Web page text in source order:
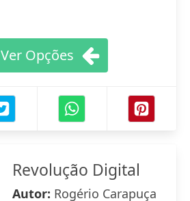
Ver Opções
Revolução Digital
Autor: Rogério Carapuça